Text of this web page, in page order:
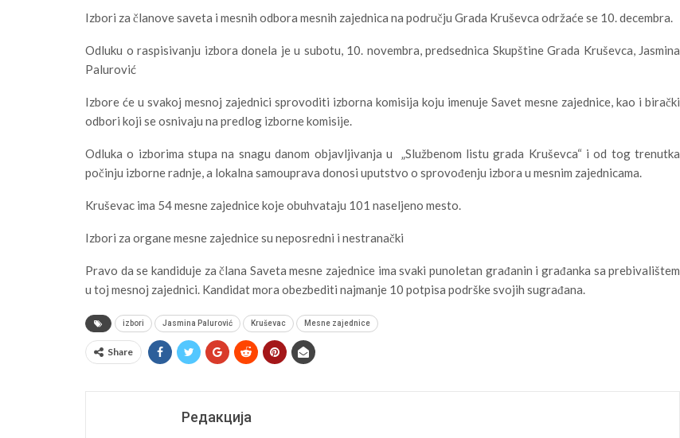
Izbori za članove saveta i mesnih odbora mesnih zajednica na području Grada Kruševca održaće se 10. decembra.
Odluku o raspisivanju izbora donela je u subotu, 10. novembra, predsednica Skupštine Grada Kruševca, Jasmina
Palurović
Izbore će u svakoj mesnoj zajednici sprovoditi izborna komisija koju imenuje Savet mesne zajednice, kao i birački
odbori koji se osnivaju na predlog izborne komisije.
Odluka o izborima stupa na snagu danom objavljivanja u „Službenom listu grada Kruševca“ i od tog trenutka
počinju izborne radnje, a lokalna samouprava donosi uputstvo o sprovođenju izbora u mesnim zajednicama.
Kruševac ima 54 mesne zajednice koje obuhvataju 101 naseljeno mesto.
Izbori za organe mesne zajednice su neposredni i nestranački
Pravo da se kandiduje za člana Saveta mesne zajednice ima svaki punoletan građanin i građanka sa prebivalištem
u toj mesnoj zajednici. Kandidat mora obezbediti najmanje 10 potpisa podrške svojih sugrađana.
izbori Jasmina Palurović Kruševac Mesne zajednice
Share
Редакција